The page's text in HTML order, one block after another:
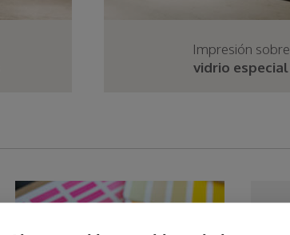
Impresión sobre
vidrio especial